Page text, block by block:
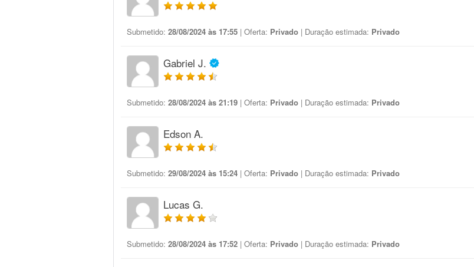
Submetido: 28/08/2024 às 17:55 | Oferta: Privado | Duração estimada: Privado
Gabriel J.
Submetido: 28/08/2024 às 21:19 | Oferta: Privado | Duração estimada: Privado
Edson A.
Submetido: 29/08/2024 às 15:24 | Oferta: Privado | Duração estimada: Privado
Lucas G.
Submetido: 28/08/2024 às 17:52 | Oferta: Privado | Duração estimada: Privado